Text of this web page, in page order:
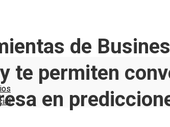
de
te permiten
en